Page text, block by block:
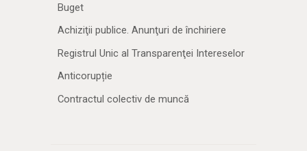
Buget
Achiziţii publice. Anunţuri de închiriere
Registrul Unic al Transparenţei Intereselor
Anticorupție
Contractul colectiv de muncă